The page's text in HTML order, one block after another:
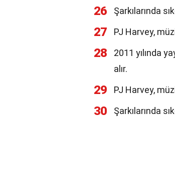
26 Şarkılarında
27 PJ Harvey,
28
2011 yılında
alır.
29 PJ Harvey,
30 Şarkılarında